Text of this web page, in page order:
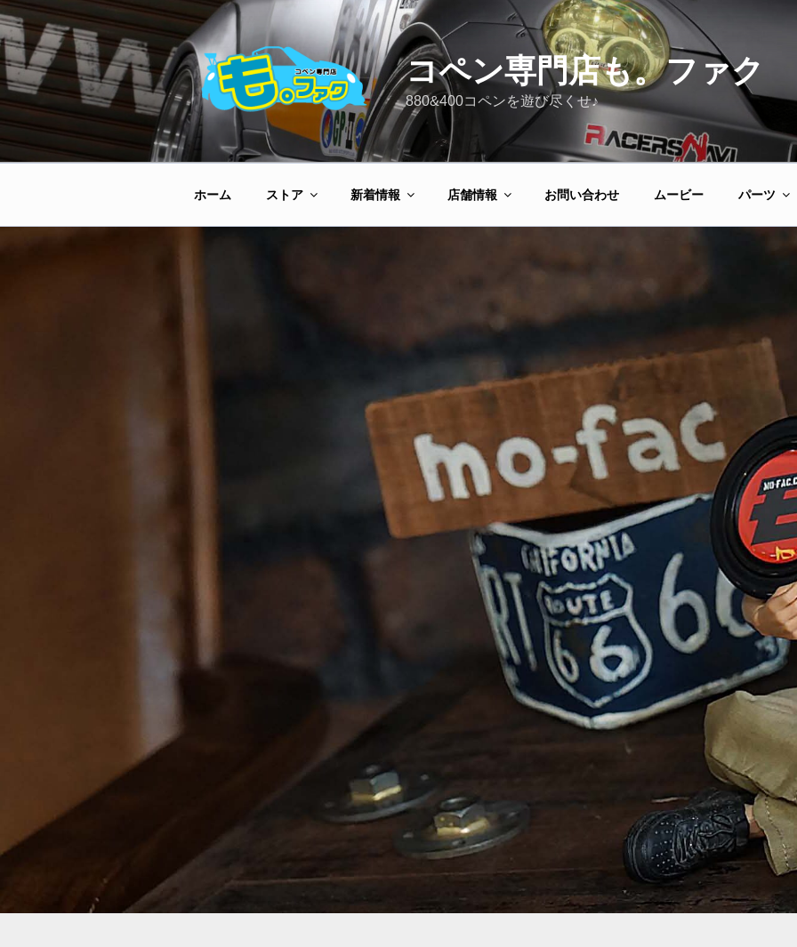
コ
ン
テ
ン
ツ
キ
コペン専門店も。ファク
880&400コペンを遊び尽くせ♪
ホーム ストア 新着情報 店舗情報 お問い合わせ ムービー パーツ